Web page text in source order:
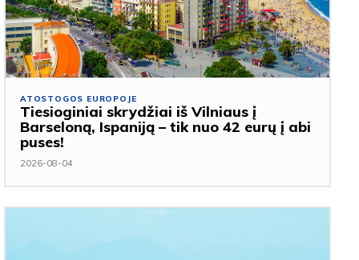
ATOSTOGOS EUROPOJE
Tiesioginiai skrydžiai iš Vilniaus į
Barseloną, Ispaniją – tik nuo 42 eurų į abi
puses!
2026-08-04